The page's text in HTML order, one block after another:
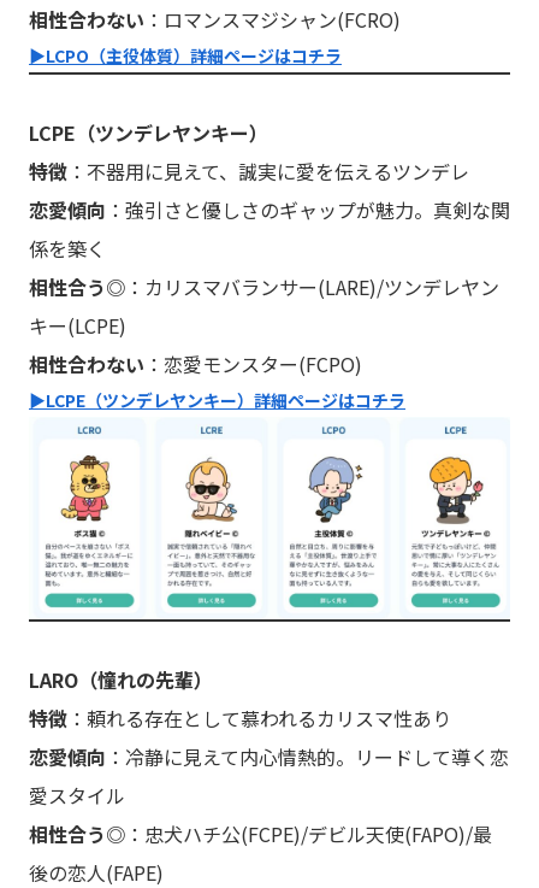
相性合わない ：ロマンスマジシャン(FCRO)
▶︎LCPO（主役体質）詳細ページはコチラ
LCPE（ツンデレヤンキー）
特徴 ：不器用に見えて、誠実に愛を伝えるツンデレ
恋愛傾向 ：強引さと優しさのギャップが魅力。真剣な関
係を築く
相性合う◎ ：カリスマバランサー(LARE)/ツンデレヤン
キー(LCPE)
相性合わない ：恋愛モンスター(FCPO)
▶︎LCPE（ツンデレヤンキー）詳細ページはコチラ
LARO（憧れの先輩）
特徴 ：頼れる存在として慕われるカリスマ性あり
恋愛傾向 ：冷静に見えて内心情熱的。リードして導く恋
愛スタイル
相性合う◎ ：忠犬ハチ公(FCPE)/デビル天使(FAPO)/最
後の恋人(FAPE)